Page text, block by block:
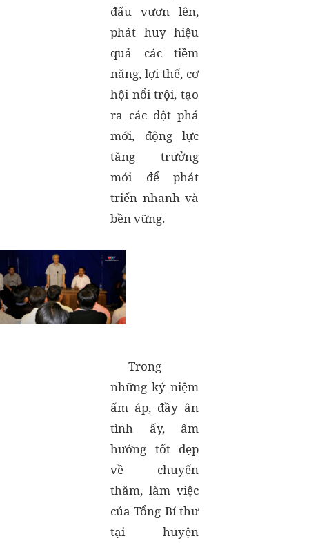
đấu vươn lên,
phát huy hiệu
quả các tiềm
năng, lợi thế, cơ
hội nổi trội, tạo
ra các đột phá
mới, động lực
tăng trưởng
mới để phát
triển nhanh và
bền vững.
Trong
những kỷ niệm
ấm áp, đầy ân
tình ấy, âm
hưởng tốt đẹp
về chuyến
thăm, làm việc
của Tổng Bí thư
tại huyện